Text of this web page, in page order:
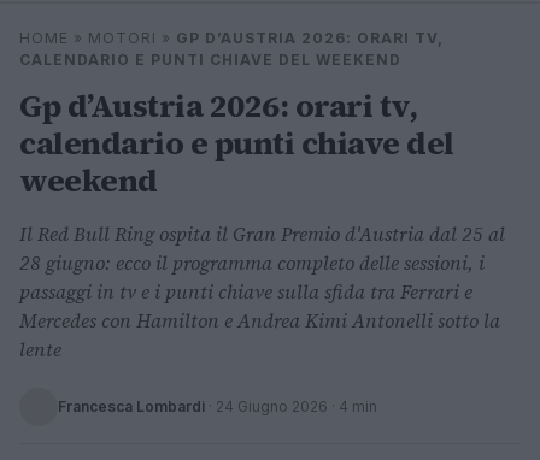
Cerca
HOME » MOTORI » GP D’AUSTRIA 2026: ORARI TV,
CALENDARIO E PUNTI CHIAVE DEL WEEKEND
Gp d’Austria 2026: orari tv,
calendario e punti chiave del
weekend
Il Red Bull Ring ospita il Gran Premio d'Austria dal 25 al
28 giugno: ecco il programma completo delle sessioni, i
passaggi in tv e i punti chiave sulla sfida tra Ferrari e
Mercedes con Hamilton e Andrea Kimi Antonelli sotto la
lente
Francesca Lombardi · 24 Giugno 2026 · 4 min